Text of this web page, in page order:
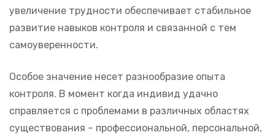
увеличение трудности обеспечивает стабильное
развитие навыков контроля и связанной с тем
самоуверенности.
Особое значение несет разнообразие опыта
контроля. В момент когда индивид удачно
справляется с проблемами в различных областях
существования – профессиональной, персональной,